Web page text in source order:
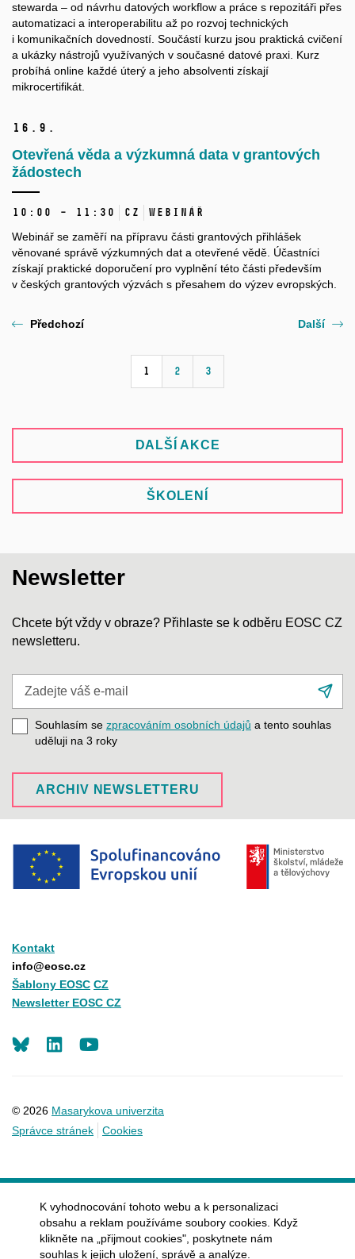
stewarda – od návrhu datových workflow a práce s repozitáři přes
automatizaci a interoperabilitu až po rozvoj technických
i komunikačních dovedností. Součástí kurzu jsou praktická cvičení
a ukázky nástrojů využívaných v současné datové praxi. Kurz
probíhá online každé úterý a jeho absolventi získají
mikrocertifikát.
16. 9.
Otevřená věda a výzkumná data v grantových
žádostech
10:00 – 11:30 CZ Webinář
Webinář se zaměří na přípravu části grantových přihlášek
věnované správě výzkumných dat a otevřené vědě. Účastníci
získají praktické doporučení pro vyplnění této části především
v českých grantových výzvách s přesahem do výzev evropských.
Předchozí
1 2 3
Další
DALŠÍ AKCE
ŠKOLENÍ
Newsletter
Chcete být vždy v obraze? Přihlaste se k odběru EOSC CZ
newsletteru.
e-
mail
Souhlasím se zpracováním osobních údajů a tento souhlas
uděluji na 3 roky
ARCHIV NEWSLETTERU
Kontakt
info@eosc.cz
Šablony EOSC CZ
Newsletter EOSC CZ
© 2026 Masarykova univerzita
Správce stránek
Cookies
LinkedIn
K vyhodnocování tohoto webu a k personalizaci
obsahu a reklam používáme soubory cookies. Když
klikněte na „přijmout cookies", poskytnete nám
souhlas k jejich uložení, správě a analýze.